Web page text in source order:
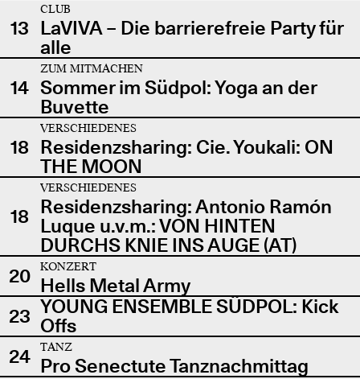
13
CLUB
LaVIVA – Die barrierefreie Party für
alle
14
ZUM MITMACHEN
Sommer im Südpol: Yoga an der
Buvette
18
VERSCHIEDENES
Residenzsharing: Cie. Youkali: ON
THE MOON
18
VERSCHIEDENES
Residenzsharing: Antonio Ramón
Luque u.v.m.: VON HINTEN
DURCHS KNIE INS AUGE (AT)
20
KONZERT
Hells Metal Army
23 YOUNG ENSEMBLE SÜDPOL: Kick
Offs
24
TANZ
Pro Senectute Tanznachmittag